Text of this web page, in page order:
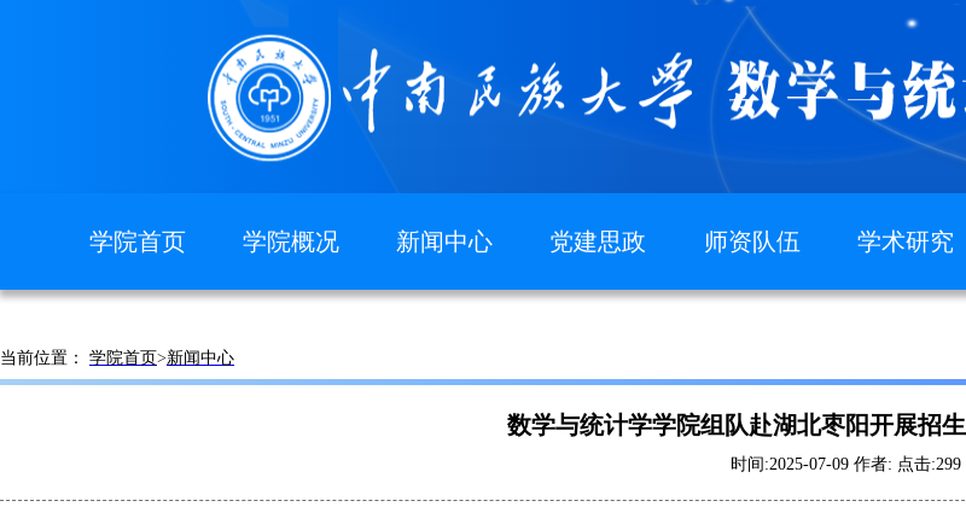
学院首页
图片新闻
学院概况
学院简介
组织机构
新闻中心 党建思政
党建动态
党校
党员发展
师资队伍
名师风采
特聘教授
学术研究
数学
当前位置： 学院首页>新闻中心
数学与统计学学院组队赴湖北枣阳开展招
时间:2025-07-09 作者: 点击:299